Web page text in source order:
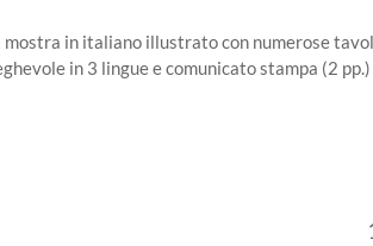
in italiano illustrato con numerose
in 3 lingue e comunicato stampa (2 pp.)